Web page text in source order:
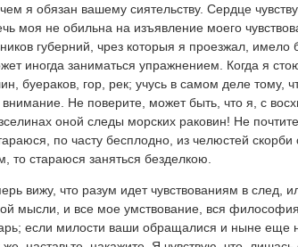
я обязан вашему сиятельству. Сердце
моя не обильна на изъявление моего
губерний, чрез которыя я проезжал, имело
иногда заниматься упражнением. Когда я
буераков, гор, рек; учусь в самом деле тому,
Не поверите, может быть, что я, с
оной следы морских раковин! Не
по часту бесплодно, из челюстей скорби
то стараюся заняться безделкою.
вижу, что разум идет чувствованиям в след,
мысли, и все мое умствование, вся философия
если милости ваши обращалися и ныне еще